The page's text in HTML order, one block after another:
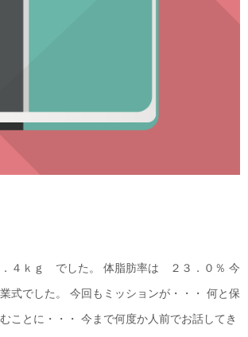
４ｋｇ でした。 体脂肪率は ２３．０％ 今
式でした。 今回もミッションが・・・ 何と保
ことに・・・ 今まで何度か人前でお話してき